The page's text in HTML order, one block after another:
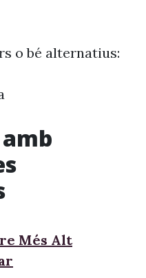
o bé alternatius:
Més Alt